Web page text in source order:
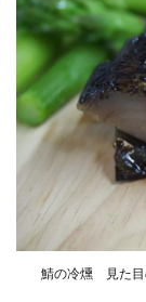
鯖の冷燻 見た目